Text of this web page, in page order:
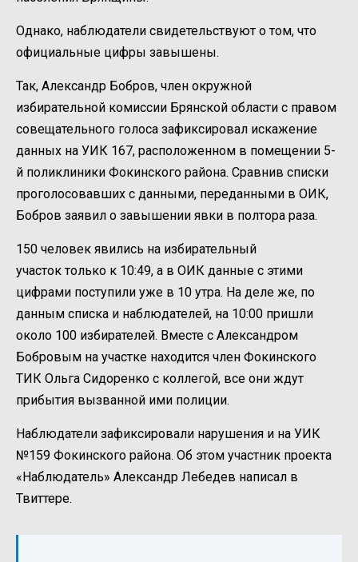
Однако, наблюдатели свидетельствуют о том, что
официальные цифры завышены.
Так, Александр Бобров, член окружной
избирательной комиссии Брянской области с правом
совещательного голоса зафиксировал искажение
данных на УИК 167, расположенном в помещении 5-
й поликлиники Фокинского района. Сравнив списки
проголосовавших с данными, переданными в ОИК,
Бобров заявил о завышении явки в полтора раза.
150 человек явились на избирательный
участок только к 10:49, а в ОИК данные с этими
цифрами поступили уже в 10 утра. На деле же, по
данным списка и наблюдателей, на 10:00 пришли
около 100 избирателей. Вместе с Александром
Бобровым на участке находится член Фокинского
ТИК Ольга Сидоренко с коллегой, все они ждут
прибытия вызванной ими полиции.
Наблюдатели зафиксировали нарушения и на УИК
№159 Фокинского района. Об этом участник проекта
«Наблюдатель» Александр Лебедев написал в
Твиттере.